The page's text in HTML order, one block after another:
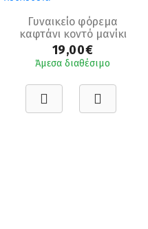
Γυναικείο φόρεμα
καφτάνι κοντό μανίκι
λευκό με λουλούδια
19,00€
Άμεσα διαθέσιμο